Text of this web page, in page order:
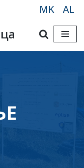
MK AL